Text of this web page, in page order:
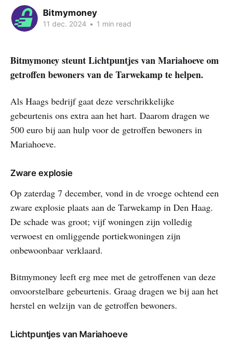
Bitmymoney
11 dec. 2024 • 1 min read
Bitmymoney steunt Lichtpuntjes van Mariahoeve om
getroffen bewoners van de Tarwekamp te helpen.
Als Haags bedrijf gaat deze verschrikkelijke
gebeurtenis ons extra aan het hart. Daarom dragen we
500 euro bij aan hulp voor de getroffen bewoners in
Mariahoeve.
Zware explosie
Op zaterdag 7 december, vond in de vroege ochtend een
zware explosie plaats aan de Tarwekamp in Den Haag.
De schade was groot; vijf woningen zijn volledig
verwoest en omliggende portiekwoningen zijn
onbewoonbaar verklaard.
Bitmymoney leeft erg mee met de getroffenen van deze
onvoorstelbare gebeurtenis. Graag dragen we bij aan het
herstel en welzijn van de getroffen bewoners.
Lichtpuntjes van Mariahoeve